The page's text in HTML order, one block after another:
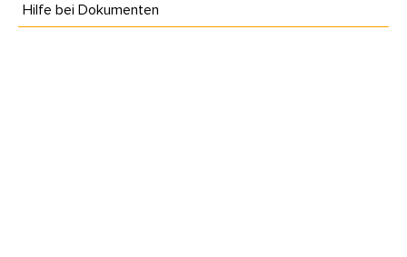
Hilfe bei Dokumenten